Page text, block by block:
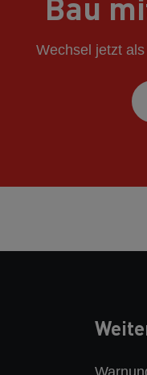
Wechsel jetzt